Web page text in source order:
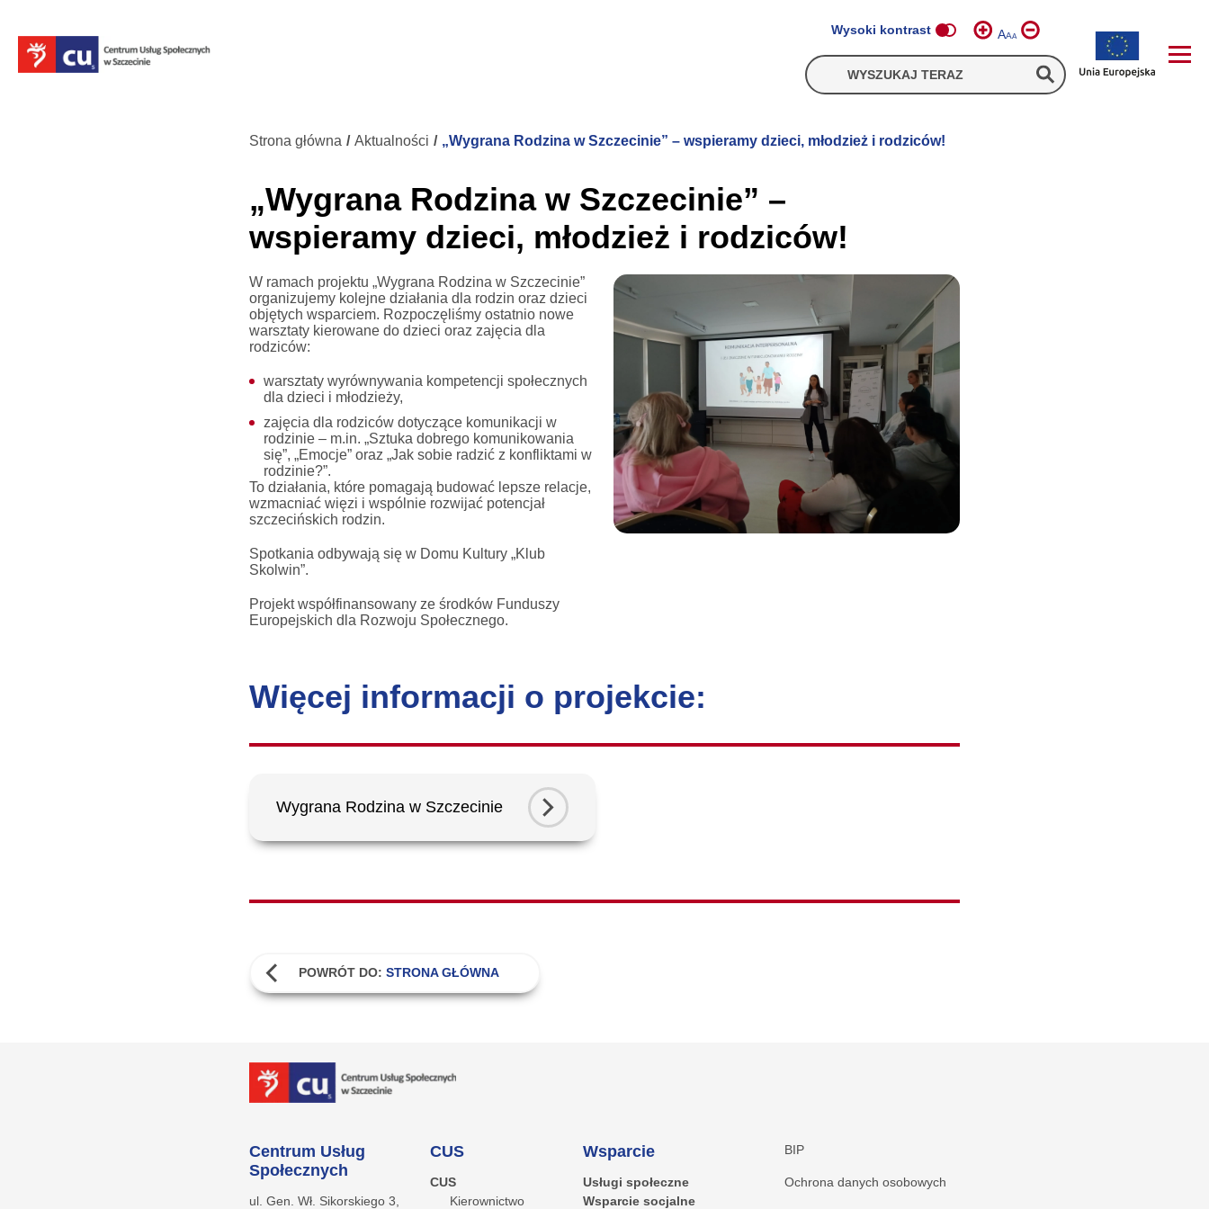
Wysoki kontrast AAA
Strona główna / Aktualności / „Wygrana Rodzina w Szczecinie” – wspieramy dzieci, młodzież i rodziców!
„Wygrana Rodzina w Szczecinie” –
wspieramy dzieci, młodzież i rodziców!
W ramach projektu „Wygrana Rodzina w Szczecinie”
organizujemy kolejne działania dla rodzin oraz dzieci
objętych wsparciem. Rozpoczęliśmy ostatnio nowe
warsztaty kierowane do dzieci oraz zajęcia dla
rodziców:
warsztaty wyrównywania kompetencji społecznych
dla dzieci i młodzieży,
zajęcia dla rodziców dotyczące komunikacji w
rodzinie – m.in. „Sztuka dobrego komunikowania
się”, „Emocje” oraz „Jak sobie radzić z konfliktami w
rodzinie?”.
To działania, które pomagają budować lepsze relacje,
wzmacniać więzi i wspólnie rozwijać potencjał
szczecińskich rodzin.
Spotkania odbywają się w Domu Kultury „Klub
Skolwin”.
Projekt współfinansowany ze środków Funduszy
Europejskich dla Rozwoju Społecznego.
Więcej informacji o projekcie:
Wygrana Rodzina w Szczecinie
POWRÓT DO: STRONA GŁÓWNA
Centrum Usług
Społecznych
ul. Gen. Wł. Sikorskiego 3,
CUS
CUS
Kierownictwo
Wsparcie
Usługi społeczne
Wsparcie socjalne
BIP
Ochrona danych osobowych